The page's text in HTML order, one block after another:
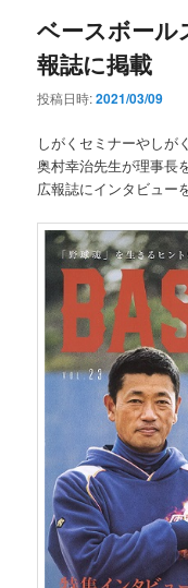
ベースボール
報誌に掲載
投稿日時:2021/03/09
しがくセミナーやしが
奥村幸治先生が理事長
広報誌にインタビュー